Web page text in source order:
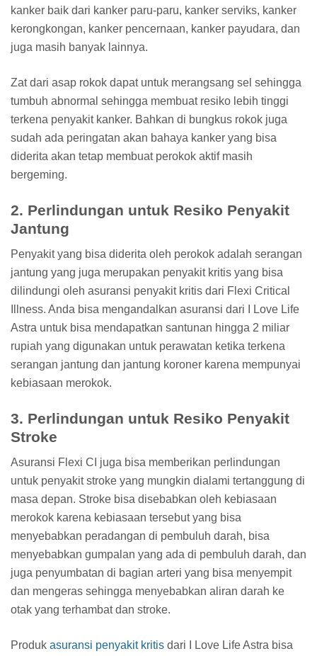
kanker baik dari kanker paru-paru, kanker serviks, kanker
kerongkongan, kanker pencernaan, kanker payudara, dan
juga masih banyak lainnya.
Zat dari asap rokok dapat untuk merangsang sel sehingga
tumbuh abnormal sehingga membuat resiko lebih tinggi
terkena penyakit kanker. Bahkan di bungkus rokok juga
sudah ada peringatan akan bahaya kanker yang bisa
diderita akan tetap membuat perokok aktif masih
bergeming.
2. Perlindungan untuk Resiko Penyakit
Jantung
Penyakit yang bisa diderita oleh perokok adalah serangan
jantung yang juga merupakan penyakit kritis yang bisa
dilindungi oleh asuransi penyakit kritis dari Flexi Critical
Illness. Anda bisa mengandalkan asuransi dari I Love Life
Astra untuk bisa mendapatkan santunan hingga 2 miliar
rupiah yang digunakan untuk perawatan ketika terkena
serangan jantung dan jantung koroner karena mempunyai
kebiasaan merokok.
3. Perlindungan untuk Resiko Penyakit
Stroke
Asuransi Flexi CI juga bisa memberikan perlindungan
untuk penyakit stroke yang mungkin dialami tertanggung di
masa depan. Stroke bisa disebabkan oleh kebiasaan
merokok karena kebiasaan tersebut yang bisa
menyebabkan peradangan di pembuluh darah, bisa
menyebabkan gumpalan yang ada di pembuluh darah, dan
juga penyumbatan di bagian arteri yang bisa menyempit
dan mengeras sehingga menyebabkan aliran darah ke
otak yang terhambat dan stroke.
Produk asuransi penyakit kritis dari I Love Life Astra bisa